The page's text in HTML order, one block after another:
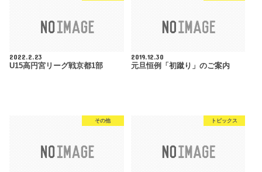
2022.2.23
U15高円宮リーグ戦京都1部
2019.12.30
元旦恒例「初蹴り」のご案内
その他 トピックス